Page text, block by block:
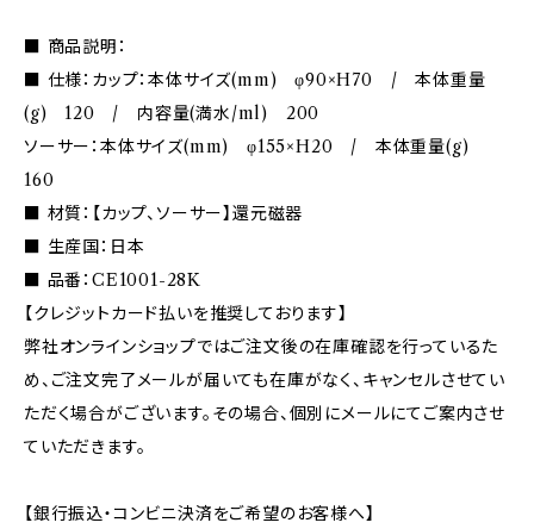
■ 商品説明：
■ 仕様：カップ：本体サイズ(mm) φ90×H70 / 本体重量
(g) 120 / 内容量(満水/ml) 200
ソーサー：本体サイズ(mm) φ155×H20 / 本体重量(g)
160
■ 材質：【カップ、ソーサー】還元磁器
■ 生産国：日本
■ 品番：CE1001-28K
【クレジットカード払いを推奨しております】
弊社オンラインショップではご注文後の在庫確認を行っているた
め、ご注文完了メールが届いても在庫がなく、キャンセルさせてい
ただく場合がございます。その場合、個別にメールにてご案内させ
ていただきます。
【銀行振込・コンビニ決済をご希望のお客様へ】